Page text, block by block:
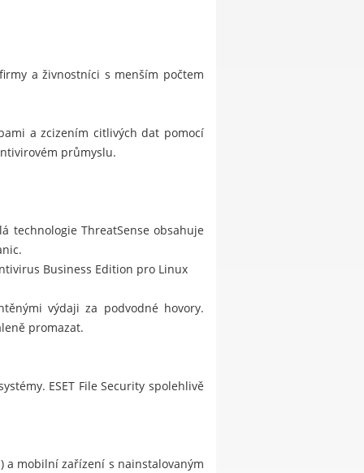
a živnostníci s menším počtem
a zcizením citlivých dat pomocí
průmyslu.
technologie ThreatSense obsahuje
Business Edition pro Linux
výdaji za podvodné hovory.
promazat.
ESET File Security spolehlivě
a mobilní zařízení s nainstalovaným